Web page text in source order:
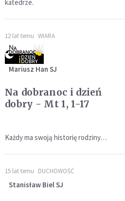
katedrze.
12 lat temu WIARA
Mariusz Han SJ
Na dobranoc i dzień
dobry - Mt 1, 1-17
Każdy ma swoją historię rodziny…
15 lat temu DUCHOWOŚĆ
Stanisław Biel SJ